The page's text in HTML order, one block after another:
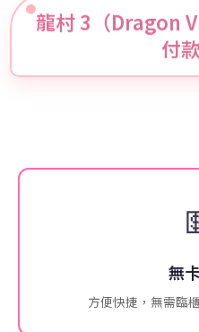
龍村 3（Dragon
付
無
方便快捷，無需臨